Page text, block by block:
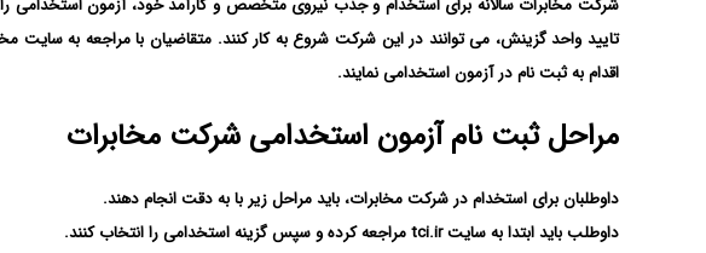
شرکت مخابرات سالانه برای استخدام و جذب نیروی متخصص و کارآمد خود، آزمون استخدامی
اقدام به ثبت نام در آزمون استخدامی نمایند.
مراحل ثبت نام آزمون استخدامی شرکت مخابرات
داوطلبان برای استخدام در شرکت مخابرات، باید مراحل زیر با به دقت انجام دهند.
داوطلب باید ابتدا به سایت tci.ir مراجعه کرده و سپس گزینه استخدامی را انتخاب کنند.